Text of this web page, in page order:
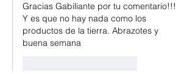
Gracias Gabiliante por tu comentario!!!
Y es que no hay nada como los
productos de la tierra. Abrazotes y
buena semana